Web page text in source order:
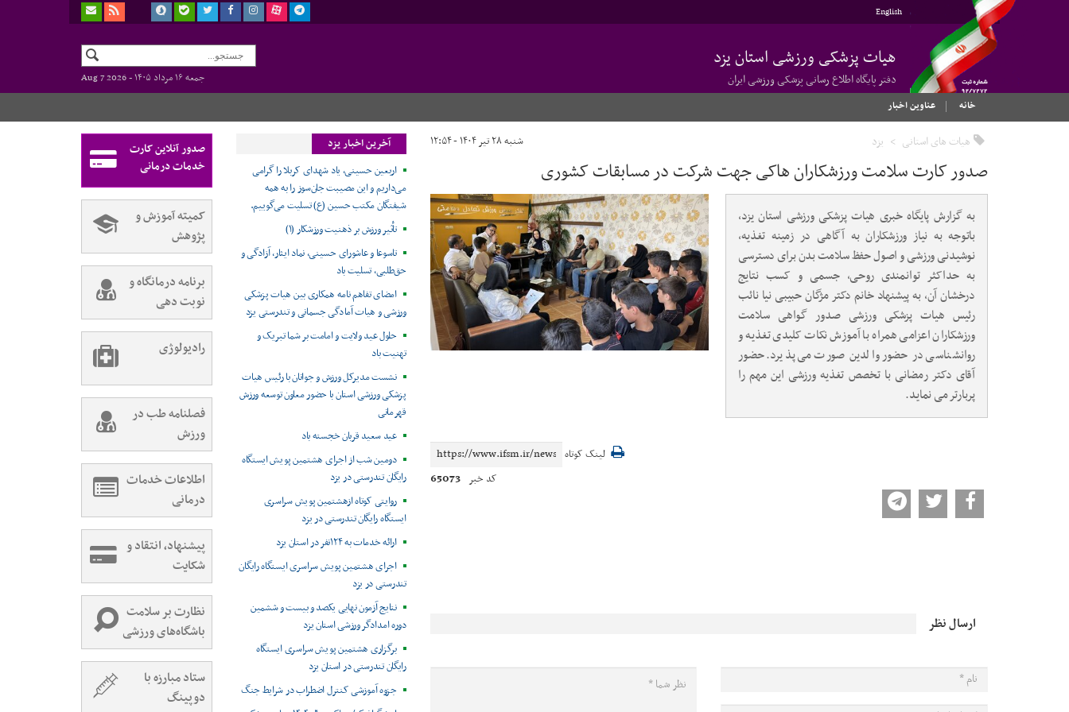
English
هیات پزشکی ورزشی استان یزد
دفتر پایگاه اطلاع رسانی پزشکی ورزشی ایران جمعه ۱۶ مرداد ۱۴۰۵ -
Aug 7 2026
خانه
عناوین اخبار
هیات های استانی یزد شنبه ۲۸ تیر ۱۴۰۴ - ۱۲:۵۴
صدور کارت سلامت ورزشکاران هاکی جهت شرکت در مسابقات کشوری
به گزارش پایگاه خبری هیات پزشکی ورزشی استان یزد،
باتوجه به نیاز ورزشکاران به آگاهی در زمینه تغذیه،
نوشیدنی ورزشی و اصول حفظ سلامت بدن برای دسترسی
به حداکثر توانمندی روحی، جسمی و کسب نتایج
درخشان آن، به پیشنهاد خانم دکتر مژگان حبیبی نیا نائب
رئیس هیات پزشکی ورزشی صدور گواهی سلامت
ورزشکاران اعزامی همراه با آموزش نکات کلیدی تغذیه و
روانشناسی در حضور والدین صورت می پذیرد. حضور
آقای دکتر رمضانی با تخصص تغذیه ورزشی این مهم را
پربارتر می نماید.
لینک کوتاه
کد خبر 65073
ارسال نظر
آخرین اخبار یزد
اربعین حسینی، یاد شهدای کربلا را گرامی
می‌داریم و این مصیبت جان‌سوز را به همه
شیفتگان مکتب حسین (ع) تسلیت می‌گوییم.
تأثیر ورزش بر ذهنیت ورزشکار (۱)
تاسوعا و عاشورای حسینی، نماد ایثار، آزادگی و
حق‌طلبی، تسلیت باد
امضای تفاهم نامه همکاری بین هیات پزشکی
ورزشی و هیات آمادگی جسمانی و تندرستی یزد
حلول عید ولایت و امامت بر شما تبریک و
تهنیت باد
نشست مدیرکل ورزش و جوانان با رئیس هیات
پزشکی ورزشی استان با حضور معاون توسعه ورزش
قهرمانی
عید سعید قربان خجسته باد
دومین شب از اجرای هشتمین پویش ایستگاه
رایگان تندرستی در یزد
روایتی کوتاه ازهشتمین پویش سراسری
ایستگاه رایگان تندرستی در یزد
ارائه خدمات به ۱۲۴نفر در استان یزد
اجرای هشتمین پویش سراسری ایستگاه رایگان
تندرستی در یزد
نتایج آزمون نهایی یکصد و بیست و ششمین
دوره امدادگر ورزشی استان یزد
برگزاری هشتمین پویش سراسری ایستگاه
رایگان تندرستی در استان یزد
جزوه آموزشی کنترل اضطراب در شرایط جنگ
صدور آنلاین کارت
خدمات درمانی
کمیته آموزش و
پژوهش
برنامه درمانگاه و
نوبت دهی
رادیولوژی
فصلنامه طب در
ورزش
اطلاعات خدمات
درمانی
پیشنهاد، انتقاد و
شکایت
نظارت بر سلامت
باشگاه‌های ورزشی
ستاد مبارزه با
دوپینگ